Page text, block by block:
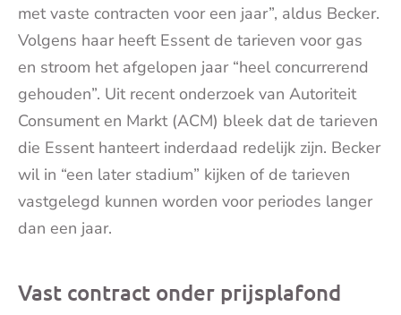
met vaste contracten voor een jaar”, aldus Becker.
Volgens haar heeft Essent de tarieven voor gas
en stroom het afgelopen jaar “heel concurrerend
gehouden”. Uit recent onderzoek van Autoriteit
Consument en Markt (ACM) bleek dat de tarieven
die Essent hanteert inderdaad redelijk zijn. Becker
wil in “een later stadium” kijken of de tarieven
vastgelegd kunnen worden voor periodes langer
dan een jaar.
Vast contract onder prijsplafond